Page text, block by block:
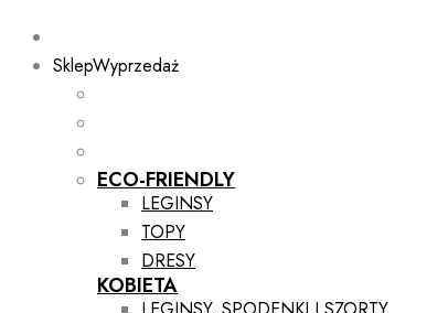
SklepWyprzedaż
ECO-FRIENDLY
LEGINSY
TOPY
DRESY
KOBIETA